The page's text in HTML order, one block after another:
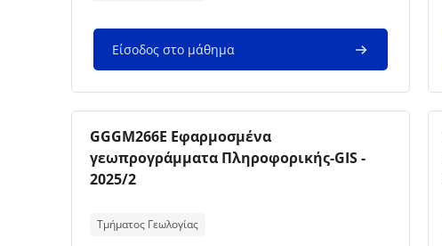
Είσοδος στο μάθημα
Εικόνα μαθήματος
Όνομα μαθήματος
GGGM266E Εφαρμοσμένα
γεωπρογράμματα Πληροφορικής-GIS -
2025/2
Τμήματος Γεωλογίας